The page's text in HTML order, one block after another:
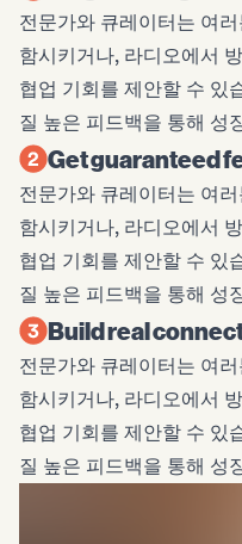
전문가와 큐레이터는 여
함시키거나, 라디오에서
협업 기회를 제안할 수 있
질 높은 피드백을 통해 성
Get guaranteed
전문가와 큐레이터는 여
함시키거나, 라디오에서
협업 기회를 제안할 수 있
질 높은 피드백을 통해 성
Build real
전문가와 큐레이터는 여
함시키거나, 라디오에서
협업 기회를 제안할 수 있
질 높은 피드백을 통해 성